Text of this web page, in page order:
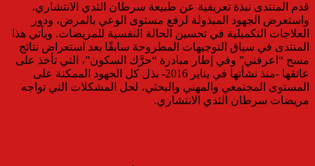
قدم المنتدى نبذة تعريفية عن طبيعة سرطان الثدي الانتشاري،
واستعرض الجهود المبذولة لرفع مستوى الوعي بالمرض، ودور
العلاجات التكميلية في تحسين الحالة النفسية للمريضات. ويأتي هذا
المنتدى في سياق التوجيهات المطروحة سابقًا بعد استعراض نتائج
مسح “اعرفني” وفي إطار مبادرة “حرَّك السكون”، التي تأخذ على
عاتقها -منذ نشأتها في يناير 2016- بذل كل الجهود الممكنة على
المستوى المجتمعي والمهني والبحثي، لحل المشكلات التي تواجه
مريضات سرطان الثدي الانتشاري.